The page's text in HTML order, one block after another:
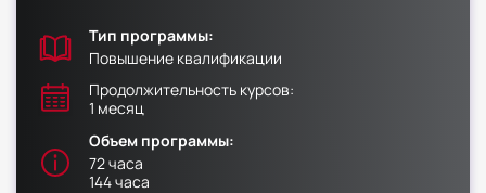
Юридический факультет
Факультет менеджмента и экономики
Факультет педагогики
Тип программы:
Повышение квалификации
Продолжительность курсов:
1 месяц
Объем программы:
72 часа
144 часа